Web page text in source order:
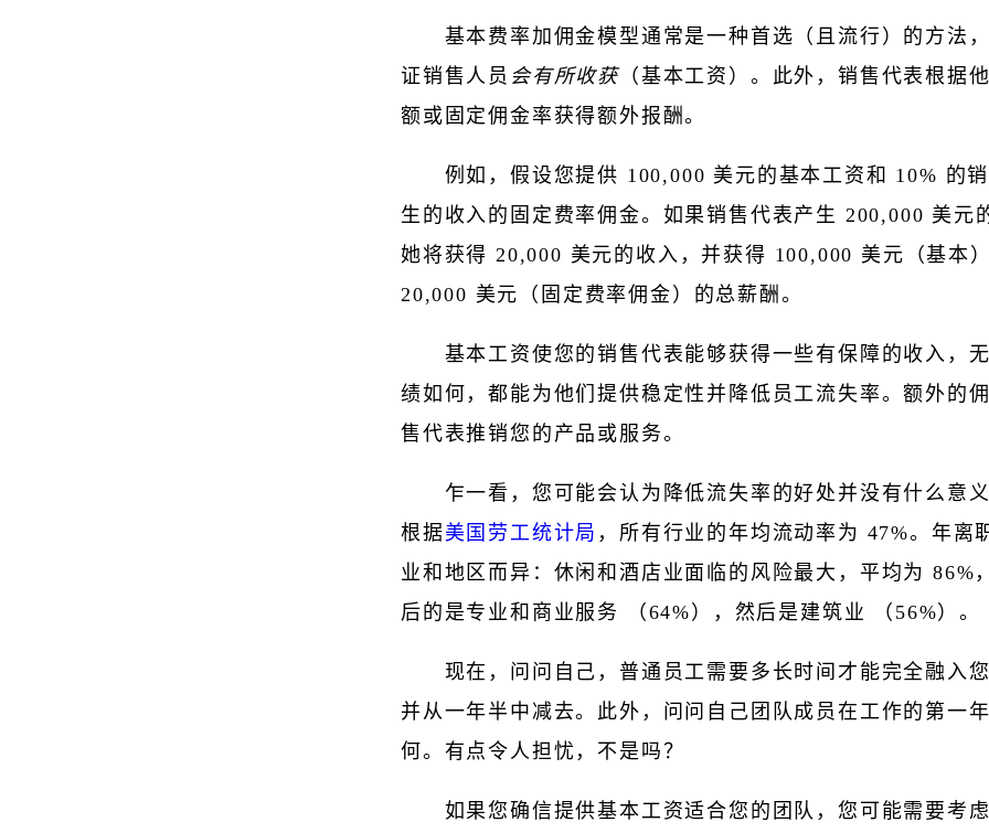
基本费率加佣金模型通常是一种首选（且流行）的方法
证销售人员 会有所收获（基本工资）。此外，销售代表根据
额或固定佣金率获得额外报酬。
例如，假设您提供 100,000 美元的基本工资和 10% 的
生的收入的固定费率佣金。如果销售代表产生 200,000 美元
她将获得 20,000 美元的收入，并获得 100,000 美元（基本
20,000 美元（固定费率佣金）的总薪酬。
基本工资使您的销售代表能够获得一些有保障的收入，
绩如何，都能为他们提供稳定性并降低员工流失率。额外的
售代表推销您的产品或服务。
乍一看，您可能会认为降低流失率的好处并没有什么意
根据美国劳工统计局 ，所有行业的年均流动率为 47%。年离
业和地区而异：休闲和酒店业面临的风险最大，平均为 86%
后的是专业和商业服务 （64%），然后是建筑业 （56%）。
现在，问问自己，普通员工需要多长时间才能完全融入
并从一年半中减去。此外，问问自己团队成员在工作的第一
何。有点令人担忧，不是吗？
如果您确信提供基本工资适合您的团队，您可能需要考